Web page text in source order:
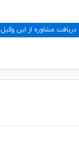
دریافت مشاوره از این وکیل